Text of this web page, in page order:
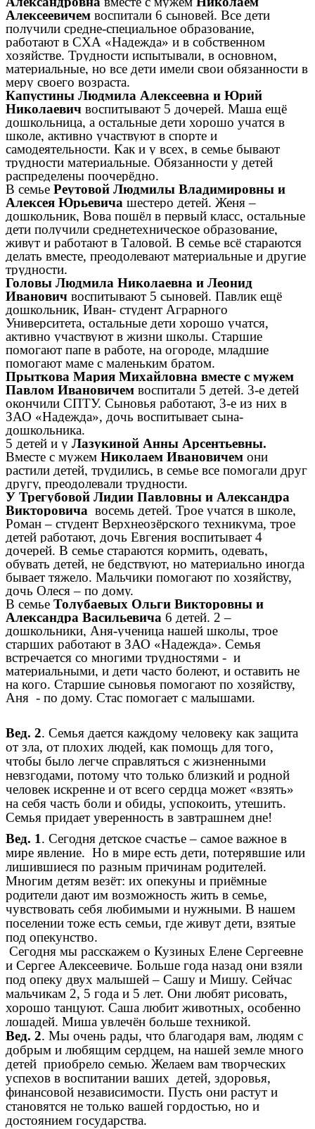
Алексеевичем воспитали 6 сыновей. Все дети
получили средне-специальное образование,
работают в СХА «Надежда» и в собственном
хозяйстве. Трудности испытывали, в основном,
материальные, но все дети имели свои обязанности в
меру своего возраста.
Капустины Людмила Алексеевна и Юрий
Николаевич воспитывают 5 дочерей. Маша ещё
дошкольница, а остальные дети хорошо учатся в
школе, активно участвуют в спорте и
самодеятельности. Как и у всех, в семье бывают
трудности материальные. Обязанности у детей
распределены поочерёдно.
В семье Реутовой Людмилы Владимировны и
Алексея Юрьевича шестеро детей. Женя –
дошкольник, Вова пошёл в первый класс, остальные
дети получили среднетехническое образование,
живут и работают в Таловой. В семье всё стараются
делать вместе, преодолевают материальные и другие
трудности.
Головы Людмила Николаевна и Леонид
Иванович воспитывают 5 сыновей. Павлик ещё
дошкольник, Иван- студент Аграрного
Университета, остальные дети хорошо учатся,
активно участвуют в жизни школы. Старшие
помогают папе в работе, на огороде, младшие
помогают маме с маленьким братом.
Прыткова Мария Михайловна вместе с мужем
Павлом Ивановичем воспитали 5 детей. 3-е детей
окончили СПТУ. Сыновья работают, 3-е из них в
ЗАО «Надежда», дочь воспитывает сына-
дошкольника.
5 детей и у Лазукиной Анны Арсентьевны.
Вместе с мужем Николаем Ивановичем они
растили детей, трудились, в семье все помогали друг
другу, преодолевали трудности.
У Трегубовой Лидии Павловны и Александра
Викторовича восемь детей. Трое учатся в школе,
Роман – студент Верхнеозёрского техникума, трое
детей работают, дочь Евгения воспитывает 4
дочерей. В семье стараются кормить, одевать,
обувать детей, не бедствуют, но материально иногда
бывает тяжело. Мальчики помогают по хозяйству,
дочь Олеся – по дому.
В семье Толубаевых Ольги Викторовны и
Александра Васильевича 6 детей. 2 –
дошкольники, Аня-ученица нашей школы, трое
старших работают в ЗАО «Надежда». Семья
встречается со многими трудностями - и
материальными, и дети часто болеют, и оставить не
на кого. Старшие сыновья помогают по хозяйству,
Аня - по дому. Стас помогает с малышами.
Вед. 2. Семья дается каждому человеку как защита
от зла, от плохих людей, как помощь для того,
чтобы было легче справляться с жизненными
невзгодами, потому что только близкий и родной
человек искренне и от всего сердца может «взять»
на себя часть боли и обиды, успокоить, утешить.
Семья придает уверенность в завтрашнем дне!
Вед. 1. Сегодня детское счастье – самое важное в
мире явление. Но в мире есть дети, потерявшие или
лишившиеся по разным причинам родителей.
Многим детям везёт: их опекуны и приёмные
родители дают им возможность жить в семье,
чувствовать себя любимыми и нужными. В нашем
поселении тоже есть семьи, где живут дети, взятые
под опекунство.
Сегодня мы расскажем о Кузиных Елене Сергеевне
и Сергее Алексеевиче. Больше года назад они взяли
под опеку двух малышей – Сашу и Мишу. Сейчас
мальчикам 2, 5 года и 5 лет. Они любят рисовать,
хорошо танцуют. Саша любит животных, особенно
лошадей. Миша увлечён больше техникой.
Вед. 2. Мы очень рады, что благодаря вам, людям с
добрым и любящим сердцем, на нашей земле много
детей приобрело семью. Желаем вам творческих
успехов в воспитании ваших детей, здоровья,
финансовой независимости. Пусть они растут и
становятся не только вашей гордостью, но и
достоянием государства.